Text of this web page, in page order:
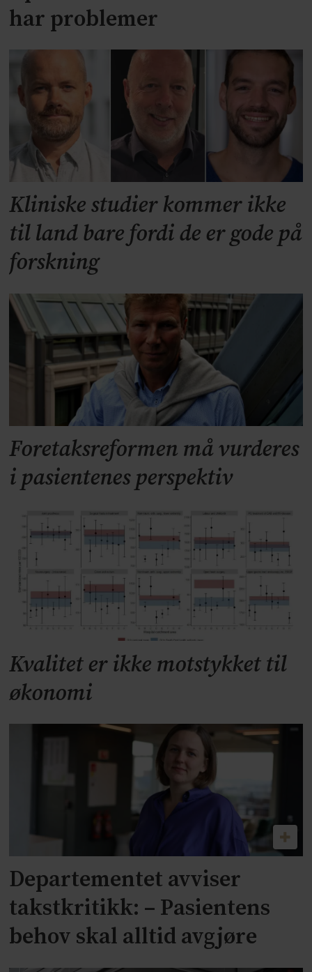
har problemer
Kliniske studier kommer ikke
til land bare fordi de er gode på
forskning
Foretaksreformen må vurderes
i pasientenes perspektiv
Kvalitet er ikke motstykket til
økonomi
Departementet avviser
takstkritikk: – Pasientens
behov skal alltid avgjøre